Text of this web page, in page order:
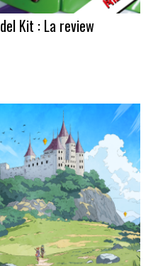
Kit : La review